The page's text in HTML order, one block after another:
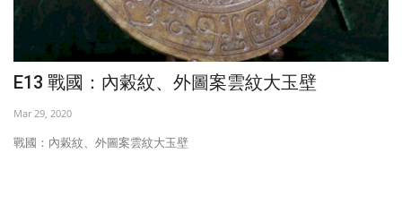
E13 戰國：內糓紋、外圖案雲紋大玉壁
Mar 29, 2020
戰國：內糓紋、外圖案雲紋大玉壁